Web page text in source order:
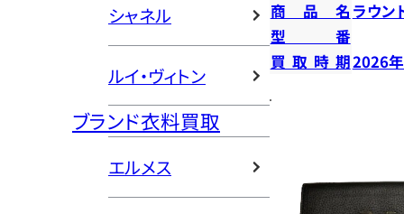
シャネル
ルイ・ヴィトン
ブランド衣料買取
エルメス
商品名 ラウン
型番
買取時期2026